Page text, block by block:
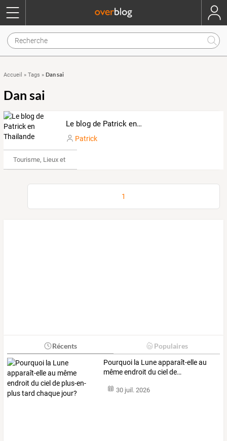
Accueil » Tags » Dan sai
Dan sai
Le blog de Patrick en Thailande
Patrick
Tourisme, Lieux et Événements
1
Récents Populaires
Pourquoi la Luneapparaît-elleau
mêmeendroit du ciel de…
30 juil. 2026